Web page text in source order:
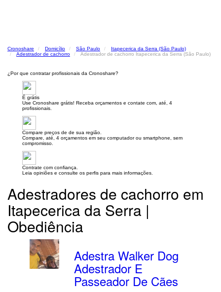
Cronoshare Domicílio São Paulo
Itapecerica da Serra (São Paulo)
Adestrador de cachorro
Adestrador de cachorro Itapecerica da Serra (São Paulo)
¿Por que contratar profissionais da Cronoshare?
É grátis
Use Cronoshare grátis! Receba orçamentos e contate com, até, 4
profissionais.
Compare preços de de sua região.
Compare, até, 4 orçamentos em seu computador ou smartphone, sem
compromisso.
Contrate com confiança.
Leia opiniões e consulte os perfis para mais informações.
Adestradores de cachorro em
Itapecerica da Serra |
Obediência
Adestra Walker Dog
Adestrador E
Passeador De Cães